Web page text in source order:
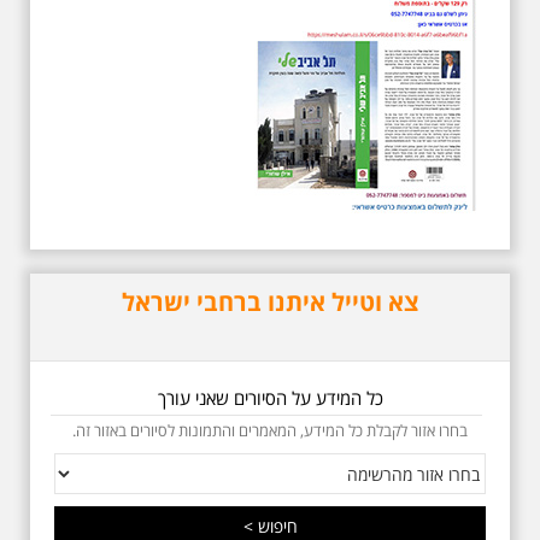
תחנות תל אביביות מחייו
של אריק איינשטיין -
מתאים גם למשפחות -
תוצרת הארץ
סיור מיוחד לזכרו של אריק איינשטיין,
בעקבות שתיים עשרה שנים
לפטירתו. סיור באחדים מתחנותיו של
אריק איינשטיין בתל-אביב. החל
ממקום ילדותו, דרך המקומות שהזכיר
בשיריו. מקום עליהם חלם והתגעגע.
5.6.2026 שישי בבוקר
צא וטייל איתנו ברחבי ישראל
כל המידע על הסיורים שאני עורך
בחרו אזור לקבלת כל המידע, המאמרים והתמונות לסיורים באזור זה.